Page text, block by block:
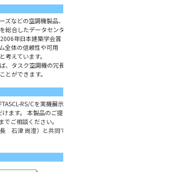
ズなどの空調機製品、
総合したデータセンタ
年日本建築学会賞
全体の信頼性や可用
えています。
、タスク空調機の冗長
ができます。
RS/Cを実機展示
ます。 本製品のご提
ご相談ください。
石津 尚澄）と共同で